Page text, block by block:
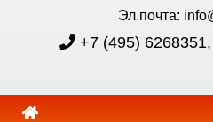
Эл.почта:
+7 (495) 6268351,